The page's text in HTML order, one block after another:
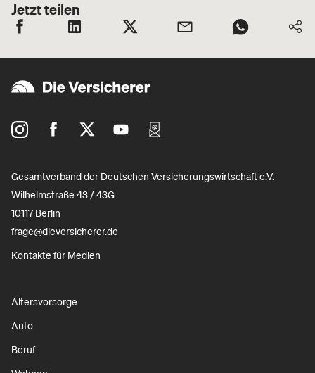
Jetzt teilen
Gesamtverband der Deutschen Versicherungswirtschaft e.V.
Wilhelmstraße 43 / 43G
10117 Berlin
frage@dieversicherer.de
Kontakte für Medien
Altersvorsorge
Auto
Beruf